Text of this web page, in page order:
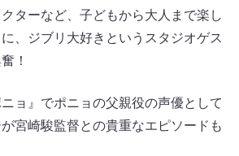
ターなど、子どもから大人まで楽し
、ジブリ大好きというスタジオゲス
！
ョ』でポニョの父親役の声優として
宮崎駿監督との貴重なエピソードも